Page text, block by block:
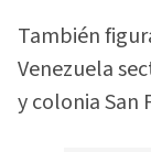
También
Venezuela
y colonia San